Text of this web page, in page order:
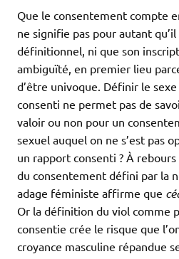
Que le consentement compte
ne signifie pas pour autant
définitionnel, ni que son
ambiguïté, en premier lieu
d’être univoque. Définir le
consenti ne permet pas de
valoir ou non pour un
sexuel auquel on ne s’est pas
un rapport consenti ? À
du consentement défini par la
adage féministe affirme que
Or la définition du viol comme
consentie crée le risque que
croyance masculine répandue